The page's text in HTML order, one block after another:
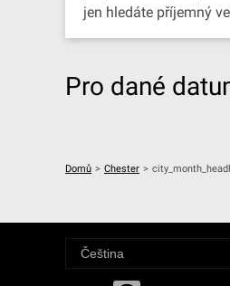
jen hledáte příjemný
Pro dané
Domů > Chester >